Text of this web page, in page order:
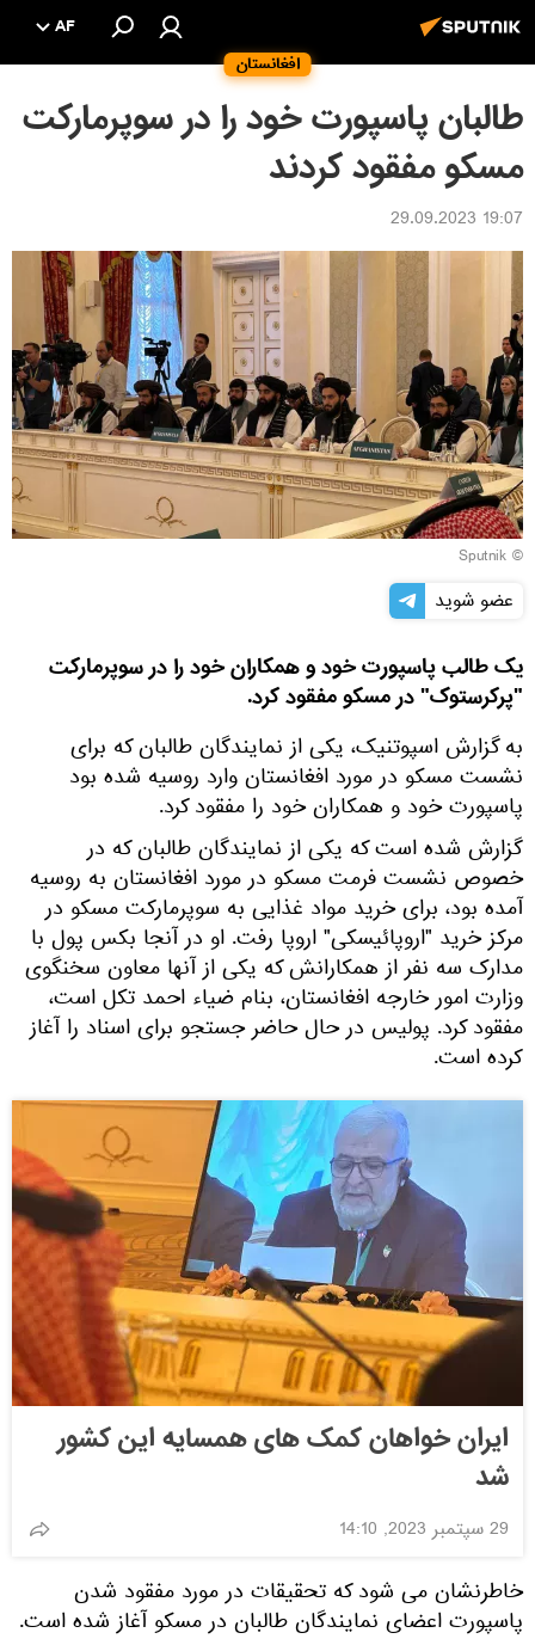
افغانستان
AF
طالبان پاسپورت خود را در سوپرمارکت
مسکو مفقود کردند
19:07 29.09.2023
© Sputnik
عضو شوید
یک طالب پاسپورت خود و همکاران خود را در سوپرمارکت
"پرکرستوک" در مسکو مفقود کرد.
به گزارش اسپوتنیک، یکی از نمایندگان طالبان که برای
نشست مسکو در مورد افغانستان وارد روسیه شده بود
پاسپورت خود و همکاران خود را مفقود کرد.
گزارش شده است که یکی از نمایندگان طالبان که در
خصوص نشست فرمت مسکو در مورد افغانستان به روسیه
آمده بود، برای خرید مواد غذایی به سوپرمارکت مسکو در
مرکز خرید "اروپائیسکی" اروپا رفت. او در آنجا بکس پول با
مدارک سه نفر از همکارانش که یکی از آنها معاون سخنگوی
وزارت امور خارجه افغانستان، بنام ضیاء احمد تکل است،
مفقود کرد. پولیس در حال حاضر جستجو برای اسناد را آغاز
کرده است.
ایران خواهان کمک های همسایه این کشور
شد
29 سپتمبر 2023, 14:10
خاطرنشان می شود که تحقیقات در مورد مفقود شدن
پاسپورت اعضای نمایندگان طالبان در مسکو آغاز شده است.